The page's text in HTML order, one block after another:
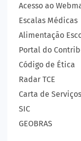
Acesso ao
Escalas Médicas
Alimentação
Portal do
Código de Ética
Radar TCE
Carta de Serviços
SIC
GEOBRAS